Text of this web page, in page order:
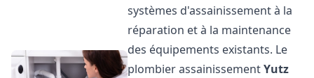
systèmes d'assainissement à la
réparation et à la maintenance
des équipements existants. Le
plombier assainissementYutz